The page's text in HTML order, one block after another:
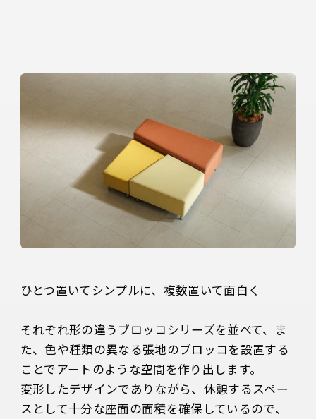
ひとつ置いてシンプルに、複数置いて面白く
それぞれ形の違うブロッコシリーズを並べて、ま
た、色や種類の異なる張地のブロッコを設置する
ことでアートのような空間を作り出します。
変形したデザインでありながら、休憩するスペー
スとして十分な座面の面積を確保しているので、